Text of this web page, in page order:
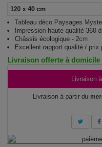
Tableau déco Paysages
Impression haute qualité 360
Châssis écologique - 2cm
Excellent rapport qualité / prix
Livraison offerte à
Livraison
Livraison à partir du